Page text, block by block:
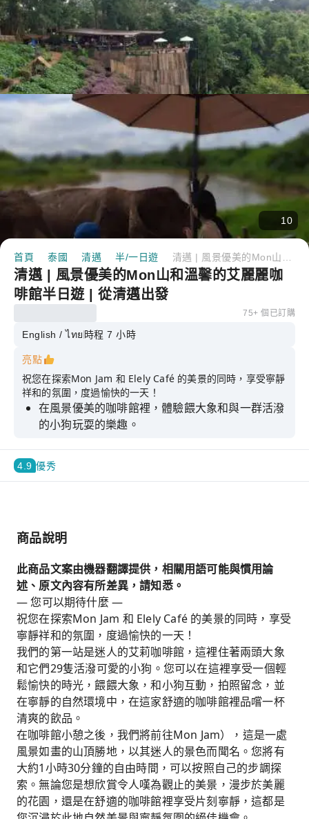
10
首頁 泰國 清邁 半/一日遊
清邁 | 風景優美的Mon山和溫馨的艾麗麗咖
啡館半日遊 | 從清邁出發
75+ 個已訂購
English / ไทย 時程 7 小時
亮點
祝您在探索Mon Jam 和 Elely Café 的美景的同時，享受寧靜
祥和的氛圍，度過愉快的一天！
在風景優美的咖啡館裡，體驗餵大象和與一群活潑
的小狗玩耍的樂趣。
你可以花100泰銖餵大象香蕉和甘蔗。
在Mon，您可以欣賞周圍山脈和山谷的壯麗全景，
以及美麗的花園。
影愛好者的理想之地。
4.9 優秀
商品說明
此商品文案由機器翻譯提供，相關用語可能與慣用論
述、原文內容有所差異，請知悉。
— 您可以期待什麼 —
祝您在探索Mon Jam 和 Elely Café 的美景的同時，享受
寧靜祥和的氛圍，度過愉快的一天！
我們的第一站是迷人的艾莉咖啡館，這裡住著兩頭大象
和它們29隻活潑可愛的小狗。您可以在這裡享受一個輕
鬆愉快的時光，餵餵大象，和小狗互動，拍照留念，並
在寧靜的自然環境中，在這家舒適的咖啡館裡品嚐一杯
清爽的飲品。
在咖啡館小憩之後，我們將前往Mon Jam），這是一處
風景如畫的山頂勝地，以其迷人的景色而聞名。您將有
大約1小時30分鐘的自由時間，可以按照自己的步調探
索。無論您是想欣賞令人嘆為觀止的美景，漫步於美麗
的花園，還是在舒適的咖啡館裡享受片刻寧靜，這都是